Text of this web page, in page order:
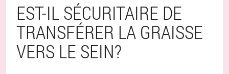
EST-IL SÉCURITAIRE DE
TRANSFÉRER LA GRAISSE
VERS LE SEIN?